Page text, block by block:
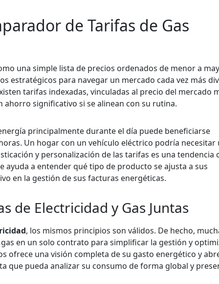
de Tarifas de Gas
una simple lista de precios ordenados de menor a
estratégicos para navegar un mercado cada vez más
tarifas indexadas, vinculadas al precio del mercado
significativo si se alinean con su rutina.
principalmente durante el día puede beneficiarse
Un hogar con un vehículo eléctrico podría necesitar
y personalización de las tarifas es una tendencia
a entender qué tipo de producto se ajusta a sus
en la gestión de sus facturas energéticas.
de Electricidad y Gas Juntas
, los mismos principios son válidos. De hecho,
en un solo contrato para simplificar la gestión y
ofrece una visión completa de su gasto energético y
que pueda analizar su consumo de forma global y